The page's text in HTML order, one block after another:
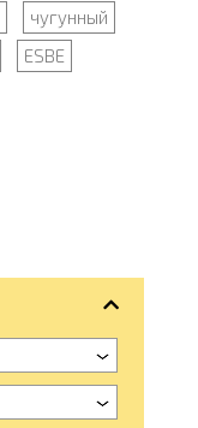
чугунный
ESBE